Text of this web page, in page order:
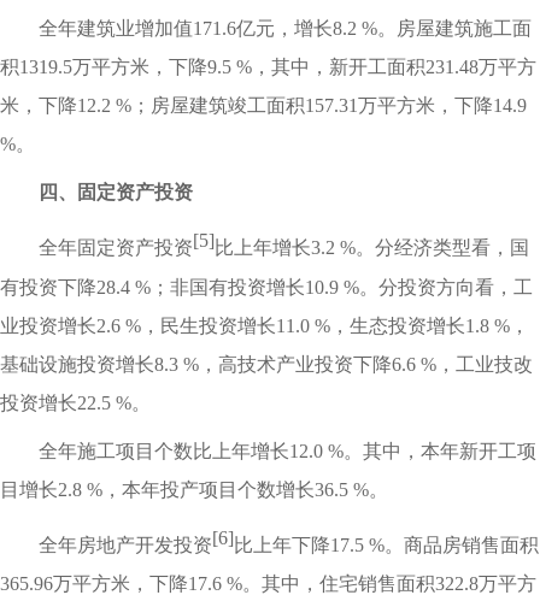
全年建筑业增加值171.6亿元，增长8.2 %。房屋建筑施工面
积1319.5万平方米，下降9.5 %，其中，新开工面积231.48万平方
米，下降12.2 %；房屋建筑竣工面积157.31万平方米，下降14.9
%。
四、固定资产投资
全年固定资产投资[5]比上年增长3.2 %。分经济类型看，国
有投资下降28.4 %；非国有投资增长10.9 %。分投资方向看，工
业投资增长2.6 %，民生投资增长11.0 %，生态投资增长1.8 %，
基础设施投资增长8.3 %，高技术产业投资下降6.6 %，工业技改
投资增长22.5 %。
全年施工项目个数比上年增长12.0 %。其中，本年新开工项
目增长2.8 %，本年投产项目个数增长36.5 %。
全年房地产开发投资[6]比上年下降17.5 %。商品房销售面积
365.96万平方米，下降17.6 %。其中，住宅销售面积322.8万平方